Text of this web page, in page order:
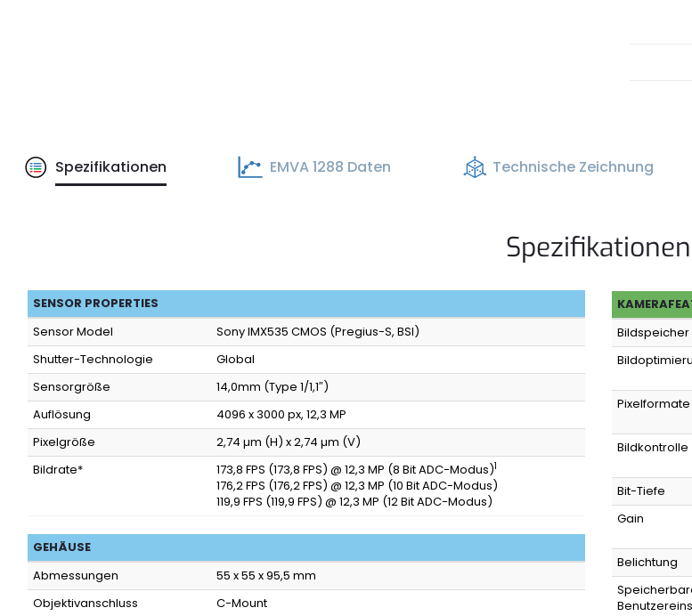
Spezifikationen EMVA 1288 Daten Technische Zeichnung
Spezifikationen
SENSOR PROPERTIES
Sensor Model
Sony IMX535 CMOS (Pregius-S, BSI)
Shutter-Technologie
Global
Sensorgröße
14,0mm (Type 1/1,1″)
Auflösung
4096 x 3000 px, 12,3 MP
Pixelgröße
2,74 µm (H) x 2,74 µm (V)
Bildrate*
173,8 FPS (173,8 FPS) @ 12,3 MP (8 Bit ADC-Modus)1
176,2 FPS (176,2 FPS) @ 12,3 MP (10 Bit ADC-Modus)
119,9 FPS (119,9 FPS) @ 12,3 MP (12 Bit ADC-Modus)
GEHÄUSE
Abmessungen
55 x 55 x 95,5 mm
Objektivanschluss
C-Mount
Bildspeicher
Pixelformate
Bildkontrolle
Bit-Tiefe
Gain
Belichtung